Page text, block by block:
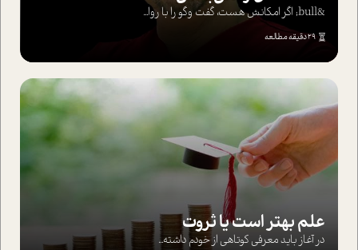
&bull; اگر امکانش هست، گفت وگو را با روا...
29 دقیقه مطالعه
علم بهتر است یا ثروت
در آغاز باید معرفی کوتاهی از خودم داشته...